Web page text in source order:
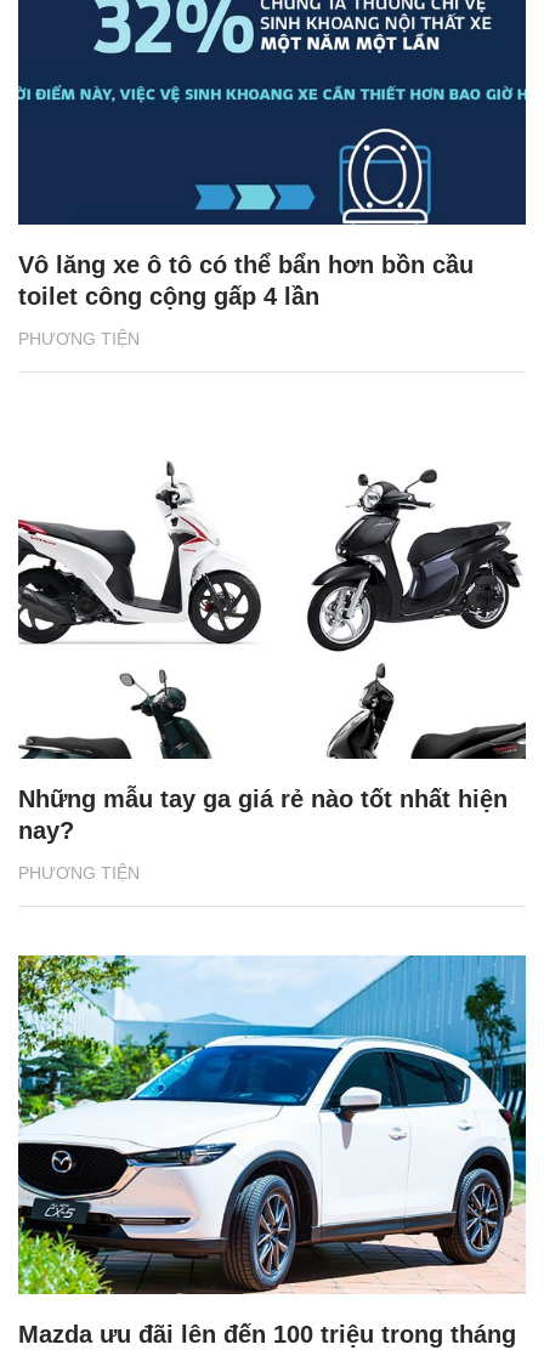
PHƯƠNG TIỆN
Vô lăng xe ô tô có thể bẩn hơn bồn cầu
toilet công cộng gấp 4 lần
PHƯƠNG TIỆN
Những mẫu tay ga giá rẻ nào tốt nhất hiện
nay?
Mazda ưu đãi lên đến 100 triệu trong tháng